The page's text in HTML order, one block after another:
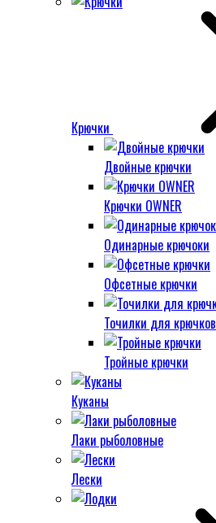
Крючки
Двойные крючки
Крючки OWNER
Одинарные крючоки
Офсетные крючки
Точилки для крючков
Тройные крючки
Куканы
Лаки рыболовные
Лески